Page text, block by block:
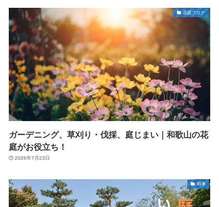
花庭ブログ
ガーデニング、草刈り・伐採、庭じまい｜和歌山の花
庭がお役立ち！
2026年7月23日
時事